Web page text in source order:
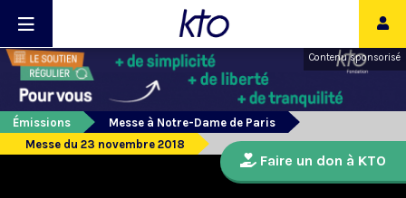
Contenu sponsorisé
Émissions
Messe à Notre-Dame de Paris
Messe du 23 novembre 2018
Faire un don à KTO